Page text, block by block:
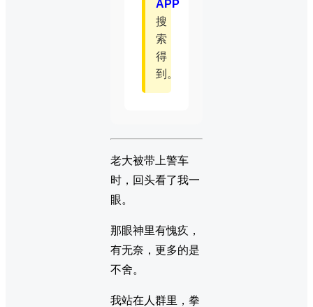
APP
搜
索
得
到。
老大被带上警车
时，回头看了我一
眼。
那眼神里有愧疚，
有无奈，更多的是
不舍。
我站在人群里，拳